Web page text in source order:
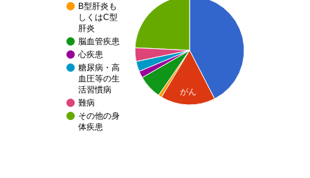
B型肝炎も
しくはC型
肝炎
脳血管疾患
心疾患
糖尿病・高
血圧等の生
活習慣病
難病
その他の身
体疾患
がん